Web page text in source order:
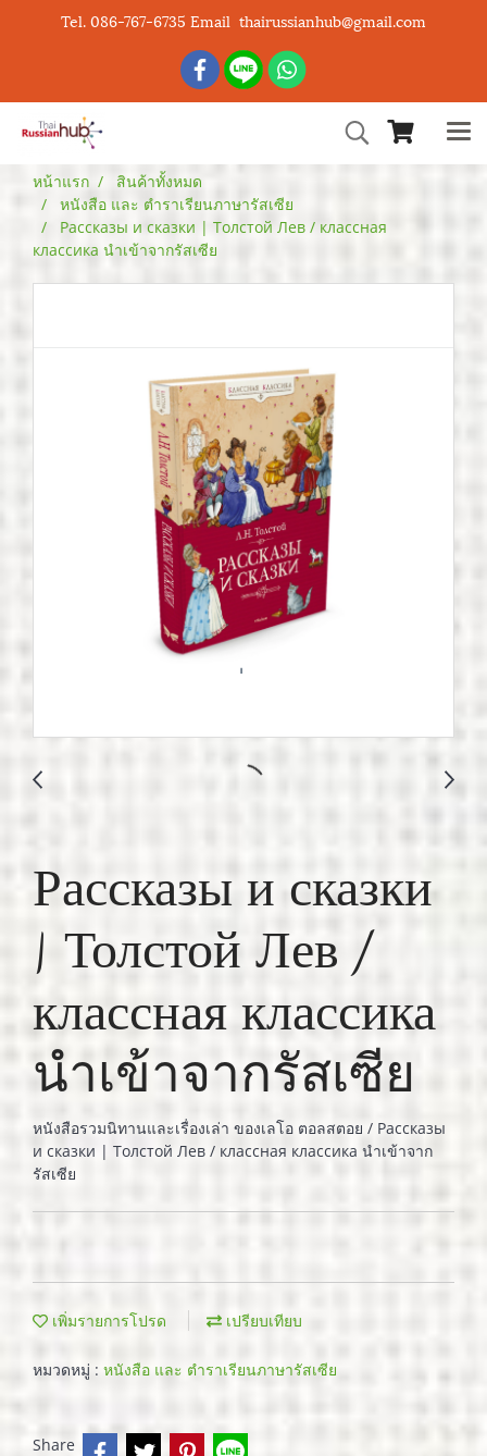
Tel. 086-767-6735 Email thairussianhub@gmail.com
หน้าแรก
สินค้าทั้งหมด
หนังสือ และ ตำราเรียนภาษารัสเซีย
Рассказы и сказки | Толстой Лев / классная
классика นำเข้าจากรัสเซีย
Рассказы и сказки
| Толстой Лев /
классная классика
นำเข้าจากรัสเซีย
หนังสือรวมนิทานและเรื่องเล่า ของเลโอ ตอลสตอย / Рассказы
и сказки | Толстой Лев / классная классика นำเข้าจาก
รัสเซีย
เพิ่มรายการโปรด เปรียบเทียบ
หมวดหมู่ : หนังสือ และ ตำราเรียนภาษารัสเซีย
Share